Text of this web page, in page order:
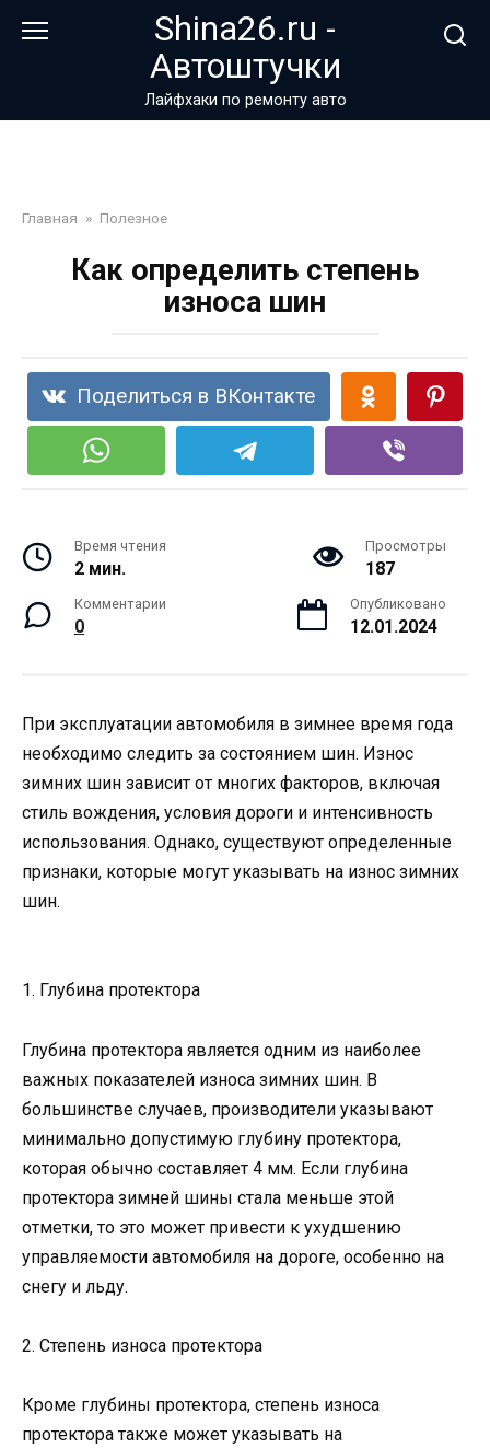
Shina26.ru -
Автоштучки
Лайфхаки по ремонту авто
Главная » Полезное
Как определить степень
износа шин
Поделиться в ВКонтакте
Время чтения
2 мин.
Просмотры
187
Комментарии
0
Опубликовано
12.01.2024
При эксплуатации автомобиля в зимнее время года
необходимо следить за состоянием шин. Износ
зимних шин зависит от многих факторов, включая
стиль вождения, условия дороги и интенсивность
использования. Однако, существуют определенные
признаки, которые могут указывать на износ зимних
шин.
1. Глубина протектора
Глубина протектора является одним из наиболее
важных показателей износа зимних шин. В
большинстве случаев, производители указывают
минимально допустимую глубину протектора,
которая обычно составляет 4 мм. Если глубина
протектора зимней шины стала меньше этой
отметки, то это может привести к ухудшению
управляемости автомобиля на дороге, особенно на
снегу и льду.
2. Степень износа протектора
Кроме глубины протектора, степень износа
протектора также может указывать на